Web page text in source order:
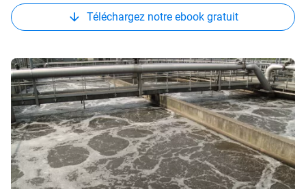
Téléchargez notre ebook gratuit